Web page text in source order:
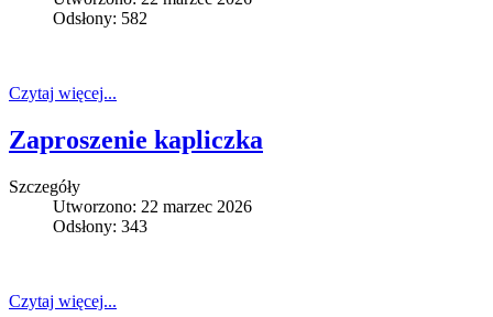
Odsłony: 582
Czytaj więcej...
Zaproszenie kapliczka
Szczegóły
Utworzono: 22 marzec 2026
Odsłony: 343
Czytaj więcej...